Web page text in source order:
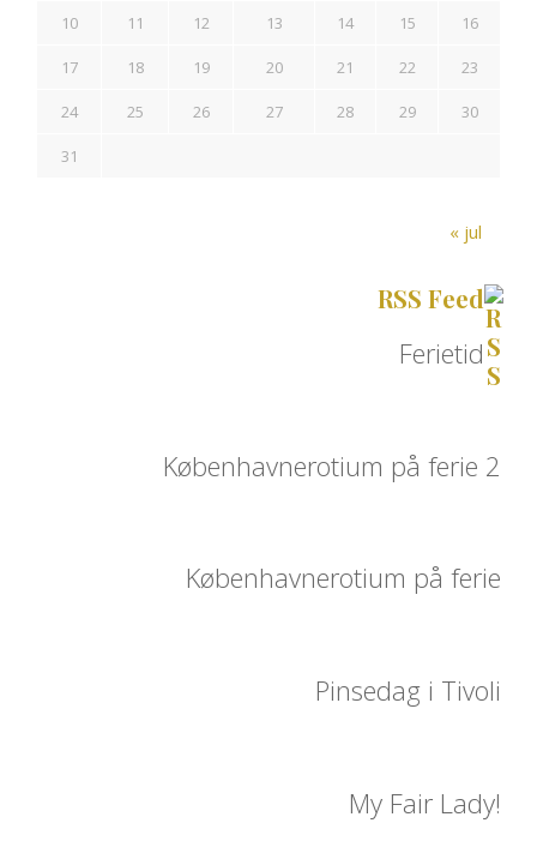
10 11 12 13 14 15 16
17 18 19 20 21 22 23
24 25 26 27 28 29 30
31
« jul
RSS Feed
Ferietid
Københavnerotium på ferie 2
Københavnerotium på ferie
Pinsedag i Tivoli
My Fair Lady!